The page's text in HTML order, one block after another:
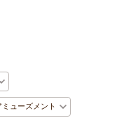
ューズメント